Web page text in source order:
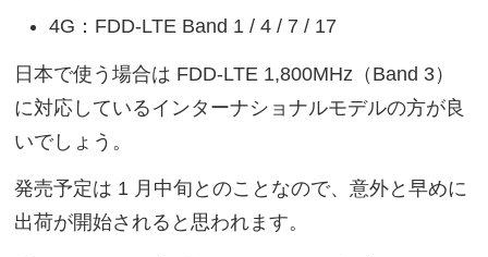
4G：FDD-LTE Band 1 / 4 / 7 / 17
日本で使う場合は FDD-LTE 1,800MHz（Band 3）
に対応しているインターナショナルモデルの方が良
いでしょう。
発売予定は 1 月中旬とのことなので、意外と早めに
出荷が開始されると思われます。